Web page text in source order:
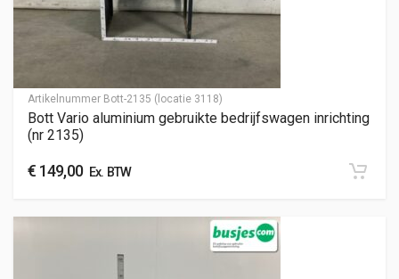
Artikelnummer Bott-2135 (locatie 3118)
Bott Vario aluminium gebruikte bedrijfswagen inrichting
(nr 2135)
€ 149,00Ex. BTW